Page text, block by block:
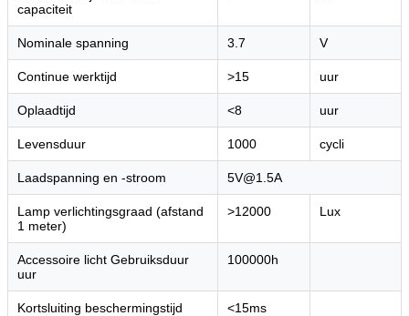
capaciteit
Nominale spanning 3.7 V
Continue werktijd >15 uur
Oplaadtijd <8 uur
Levensduur 1000 cycli
Laadspanning en -stroom 5V@1.5A
Lamp verlichtingsgraad (afstand
1 meter)
>12000 Lux
Accessoire licht Gebruiksduur
uur
100000h
Kortsluiting beschermingstijd <15ms